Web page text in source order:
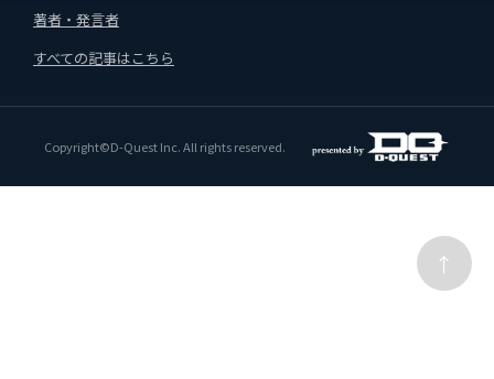
↑
著者・発言者
すべての記事はこちら
Copyright©D-Quest Inc. All rights reserved.